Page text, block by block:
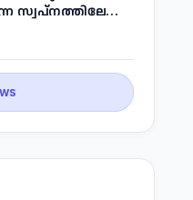
സ്വപ്നത്തിലേക്ക്